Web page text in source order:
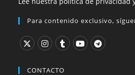
Para contenido exclusivo,
CONTACTO